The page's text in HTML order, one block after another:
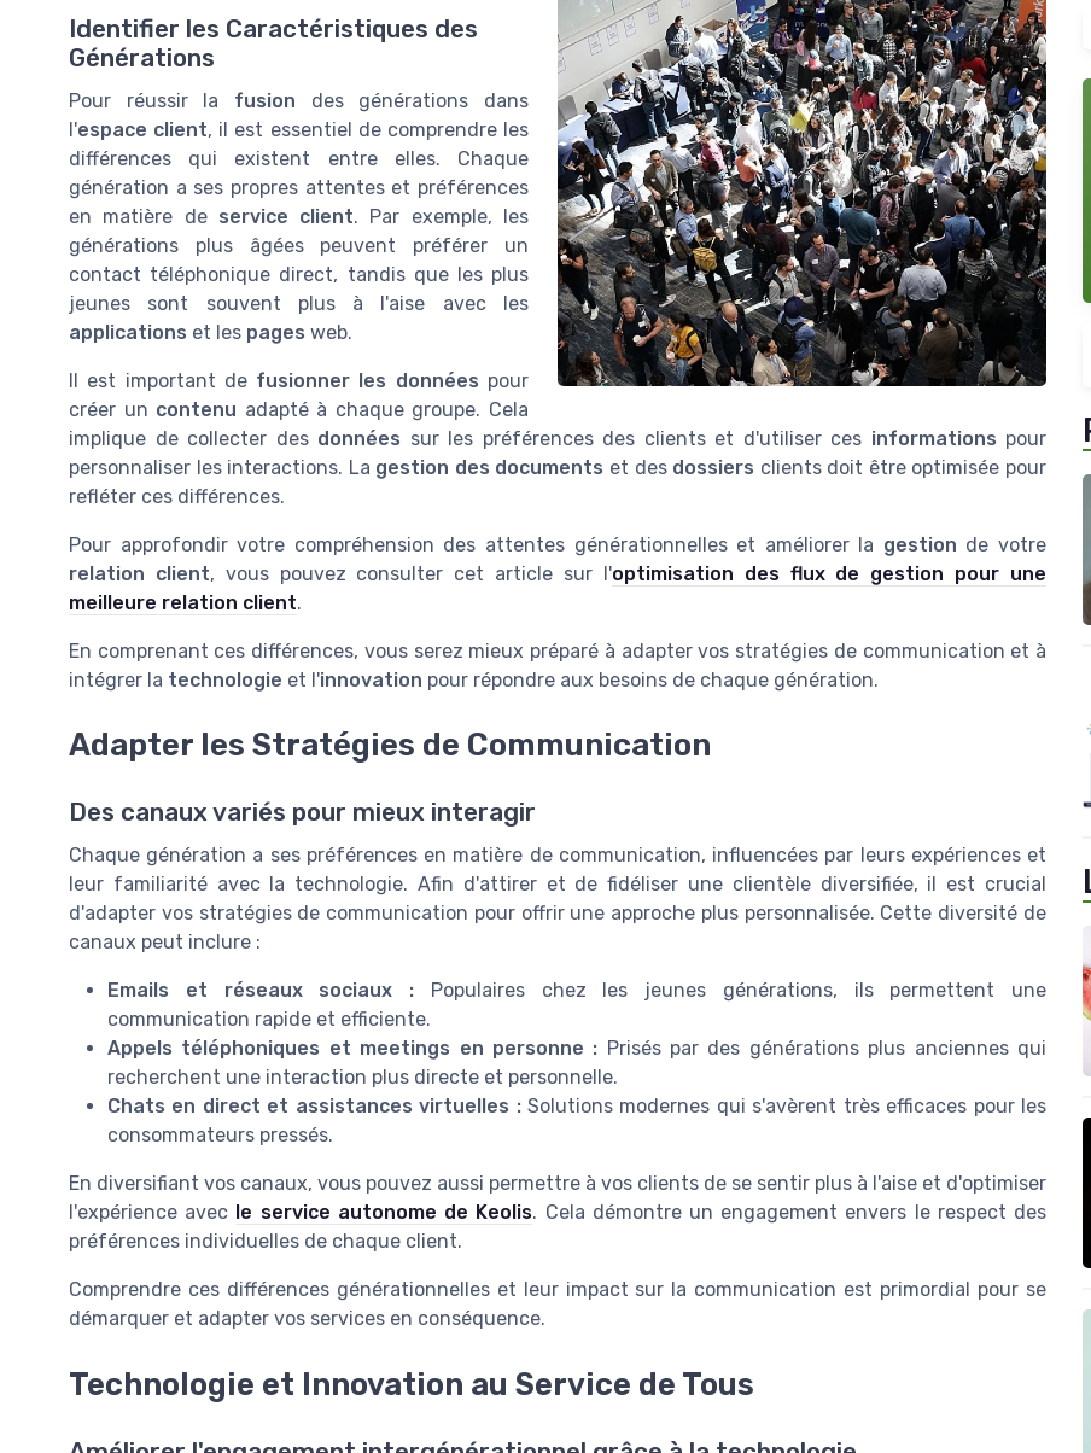
Identifier les Caractéristiques des
Générations
Pour réussir la fusion des générations dans
l'espace client, il est essentiel de comprendre les
différences qui existent entre elles. Chaque
génération a ses propres attentes et préférences
en matière de service client. Par exemple, les
générations plus âgées peuvent préférer un
contact téléphonique direct, tandis que les plus
jeunes sont souvent plus à l'aise avec les
applications et les pages web.
Il est important de fusionner les données pour
créer un contenu adapté à chaque groupe. Cela
implique de collecter des données sur les préférences des clients et d'utiliser ces informations pour
personnaliser les interactions. La gestion des documents et des dossiers clients doit être optimisée pour
refléter ces différences.
Pour approfondir votre compréhension des attentes générationnelles et améliorer la gestion de votre
relation client, vous pouvez consulter cet article sur l'optimisation des flux de gestion pour une
meilleure relation client.
En comprenant ces différences, vous serez mieux préparé à adapter vos stratégies de communication et à
intégrer la technologie et l'innovation pour répondre aux besoins de chaque génération.
Adapter les Stratégies de Communication
Des canaux variés pour mieux interagir
Chaque génération a ses préférences en matière de communication, influencées par leurs expériences et
leur familiarité avec la technologie. Afin d'attirer et de fidéliser une clientèle diversifiée, il est crucial
d'adapter vos stratégies de communication pour offrir une approche plus personnalisée. Cette diversité de
canaux peut inclure :
Emails et réseaux sociaux : Populaires chez les jeunes générations, ils permettent une
communication rapide et efficiente.
Appels téléphoniques et meetings en personne : Prisés par des générations plus anciennes qui
recherchent une interaction plus directe et personnelle.
Chats en direct et assistances virtuelles :Solutions modernes qui s'avèrent très efficaces pour les
consommateurs pressés.
En diversifiant vos canaux, vous pouvez aussi permettre à vos clients de se sentir plus à l'aise et d'optimiser
l'expérience avec le service autonome de Keolis. Cela démontre un engagement envers le respect des
préférences individuelles de chaque client.
Comprendre ces différences générationnelles et leur impact sur la communication est primordial pour se
démarquer et adapter vos services en conséquence.
Technologie et Innovation au Service de Tous